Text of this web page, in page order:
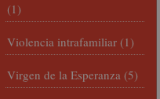
(1)
Violencia intrafamiliar (1)
Virgen de la Esperanza (5)